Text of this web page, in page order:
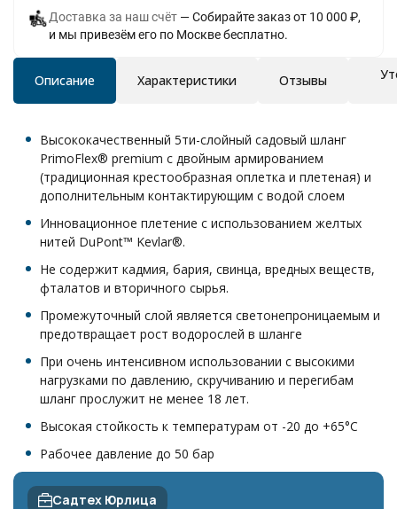
Доставка за наш счёт
Собирайте заказ от 10 000 ₽,
и мы привезём его по Москве бесплатно.
Описание Характеристики Отзывы
Высококачественный 5ти-слойный садовый шланг
PrimoFlex® premium с двойным армированием
(традиционная крестообразная оплетка и плетеная) и
дополнительным контактирующим с водой слоем
Инновационное плетение с использованием желтых
нитей DuPont™ Kevlar®.
Не содержит кадмия, бария, свинца, вредных веществ,
фталатов и вторичного сырья.
Промежуточный слой является светонепроницаемым и
предотвращает рост водорослей в шланге
При очень интенсивном использовании с высокими
нагрузками по давлению, скручиванию и перегибам
шланг прослужит не менее 18 лет.
Высокая стойкость к температурам от -20 до +65°C
Рабочее давление до 50 бар
Садтех Юрлица